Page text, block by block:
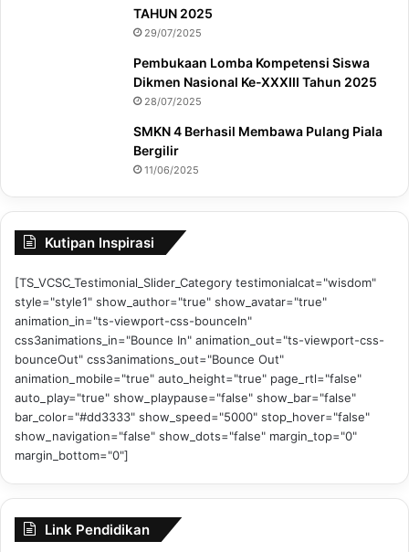
TAHUN 2025
29/07/2025
Pembukaan Lomba Kompetensi Siswa
Dikmen Nasional Ke-XXXIII Tahun 2025
28/07/2025
SMKN 4 Berhasil Membawa Pulang Piala
Bergilir
11/06/2025
Kutipan Inspirasi
[TS_VCSC_Testimonial_Slider_Category testimonialcat="wisdom"
style="style1" show_author="true" show_avatar="true"
animation_in="ts-viewport-css-bounceIn"
css3animations_in="Bounce In" animation_out="ts-viewport-css-
bounceOut" css3animations_out="Bounce Out"
animation_mobile="true" auto_height="true" page_rtl="false"
auto_play="true" show_playpause="false" show_bar="false"
bar_color="#dd3333" show_speed="5000" stop_hover="false"
show_navigation="false" show_dots="false" margin_top="0"
margin_bottom="0"]
Link Pendidikan